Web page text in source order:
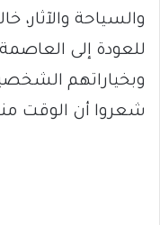
والسياحة والآثار،
للعودة إلى
وبخياراتهم
شعروا أن الوقت